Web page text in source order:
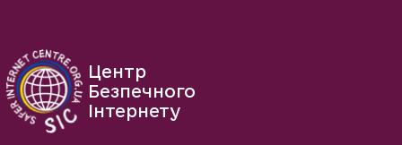
Центр
Безпечного
Інтернету